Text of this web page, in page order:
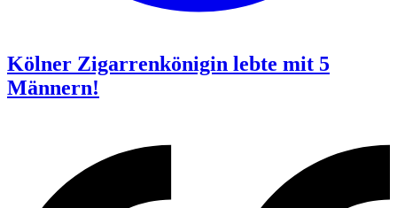
Kölner Zigarrenkönigin lebte mit 5
Männern!